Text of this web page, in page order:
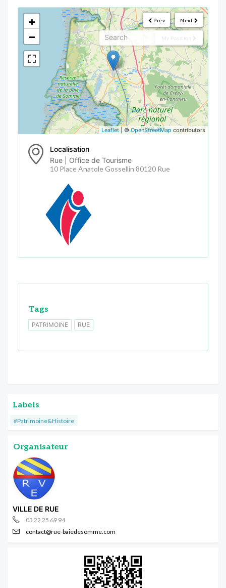
Next
Prev
My Position
<!---->
+
−
Leaflet| ©OpenStreetMap contributors
Localisation
Rue | Office de Tourisme
10 Place Anatole Gossellin 80120 Rue
Tags
PATRIMOINE RUE
Labels
#Patrimoine&Histoire
Organisateur
VILLE DE RUE
03 22 25 69 94
contact@rue-baiedesomme.com